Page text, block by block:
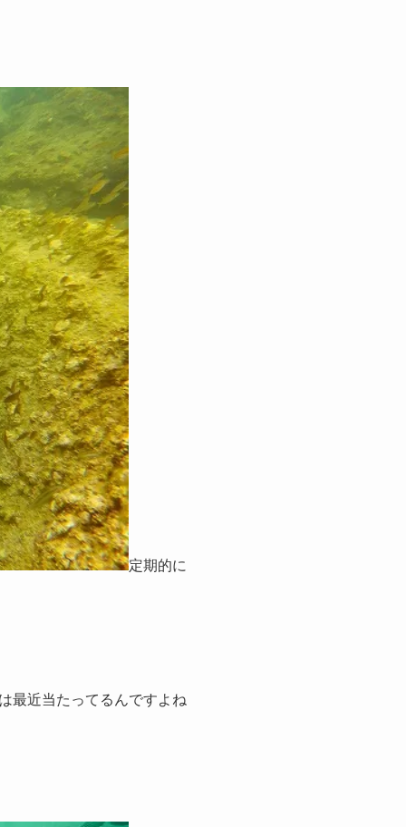
定期的に
最近当たってるんですよね